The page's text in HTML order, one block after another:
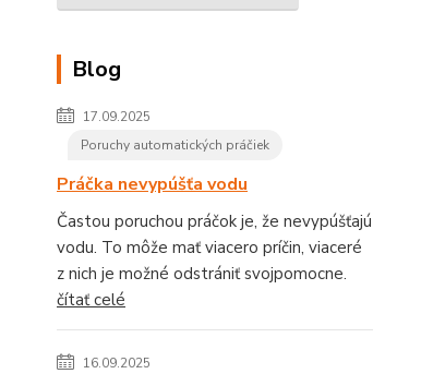
Blog
17.09.2025
Poruchy automatických práčiek
Práčka nevypúšťa vodu
Častou poruchou práčok je, že nevypúšťajú
vodu. To môže mať viacero príčin, viaceré
z nich je možné odstrániť svojpomocne.
čítať celé
16.09.2025